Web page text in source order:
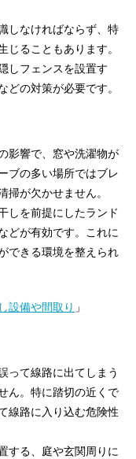
しなければならず、特
じることもあります。
しフェンスを設置す
どの対策が必要です。
影響で、窓や洗濯物が
ブの多い場所ではブレ
掃が欠かせません。
しを前提にしたランド
どが有効です。これに
できる環境を整えられ
設備や間取り 」
って線路に出てしまう
ん。特に踏切の近くで
線路に入り込む危険性
する、庭や玄関周りに